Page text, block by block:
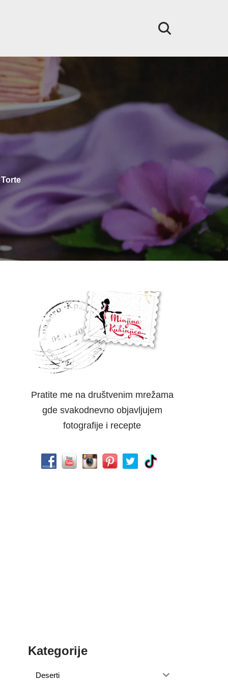
Torte
Pratite me na društvenim mrežama
gde svakodnevno objavljujem
fotografije i recepte
Kategorije
Deserti